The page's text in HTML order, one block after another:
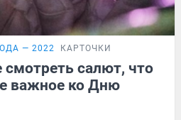
— 2022 КАРТОЧКИ
смотреть салют, что
важное ко Дню